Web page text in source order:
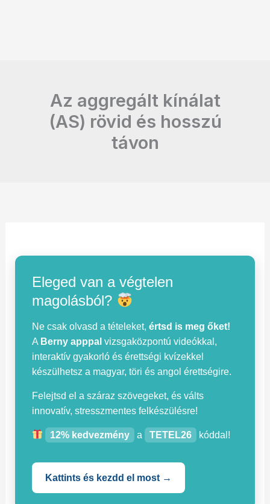
Az aggregált kínálat
(AS) rövid és hosszú
távon
Eleged van a végtelen
magolásból?
Ne csak olvasd a tételeket,értsd is meg őket!
A Berny apppal vizsgaközpontú videókkal,
interaktív gyakorló és érettségi kvízekkel
készülhetsz a magyar, töri és angol érettségire.
Felejtsd el a száraz szövegeket, és válts
innovatív, stresszmentes felkészülésre!
12% kedvezmény a TETEL26 kóddal!
Kattints és kezdd el most →